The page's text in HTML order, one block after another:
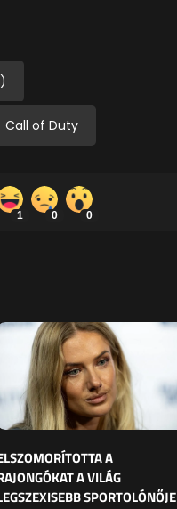
Call of Duty
1 0 0
A
A VILÁG
SPORTOLÓNŐJE